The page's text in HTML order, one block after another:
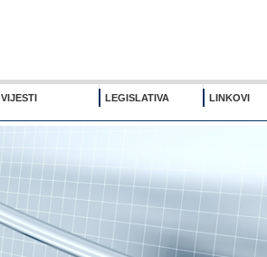
VIJESTI LEGISLATIVA LINKOVI